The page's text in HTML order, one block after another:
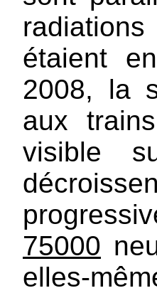
étaient
2008, la
aux
visible
75000
elles-